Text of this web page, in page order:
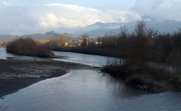
Aller au contenu principal